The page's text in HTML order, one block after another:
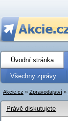
Úvodní stránka
Všechny zprávy
Akcie.cz » Zpravodajství »
Právě diskutujete